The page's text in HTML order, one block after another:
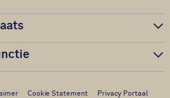
Cookie Statement Privacy Portaal